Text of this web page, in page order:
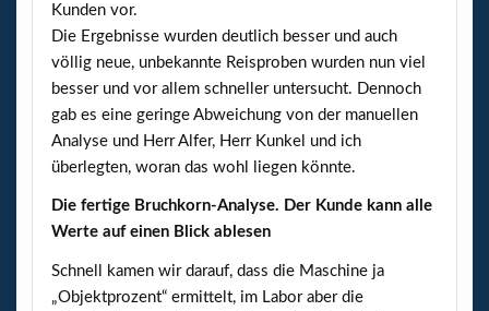
Kunden vor.
Die Ergebnisse wurden deutlich besser und auch
völlig neue, unbekannte Reisproben wurden nun viel
besser und vor allem schneller untersucht. Dennoch
gab es eine geringe Abweichung von der manuellen
Analyse und Herr Alfer, Herr Kunkel und ich
überlegten, woran das wohl liegen könnte.
Die fertige Bruchkorn-Analyse. Der Kunde kann alle
Werte auf einen Blick ablesen
Schnell kamen wir darauf, dass die Maschine ja
„Objektprozent“ ermittelt, im Labor aber die